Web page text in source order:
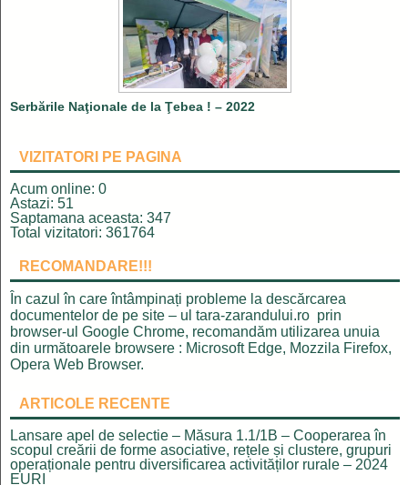
Serbările Naţionale de la Ţebea ! – 2022
VIZITATORI PE PAGINA
Acum online: 0
Astazi: 51
Saptamana aceasta: 347
Total vizitatori: 361764
RECOMANDARE!!!
În cazul în care întâmpinați probleme la descărcarea
documentelor de pe site – ul tara-zarandului.ro prin
browser-ul Google Chrome, recomandăm utilizarea unuia
din următoarele browsere : Microsoft Edge, Mozzila Firefox,
Opera Web Browser.
ARTICOLE RECENTE
Lansare apel de selectie – Măsura 1.1/1B – Cooperarea în
scopul creării de forme asociative, rețele și clustere, grupuri
operaționale pentru diversificarea activităților rurale – 2024
EURI